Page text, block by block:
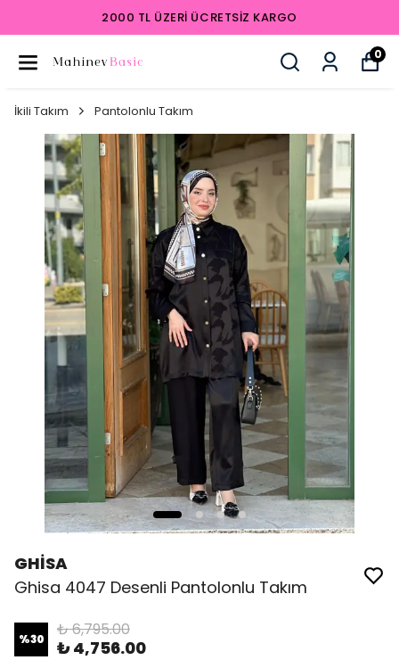
2000 TL ÜZERI ÜCRETSIZ KARGO
0
İkili Takım Pantolonlu Takım
GHİSA
Ghisa 4047 Desenli Pantolonlu Takım
%30 ₺ 6,795.00
₺ 4,756.00